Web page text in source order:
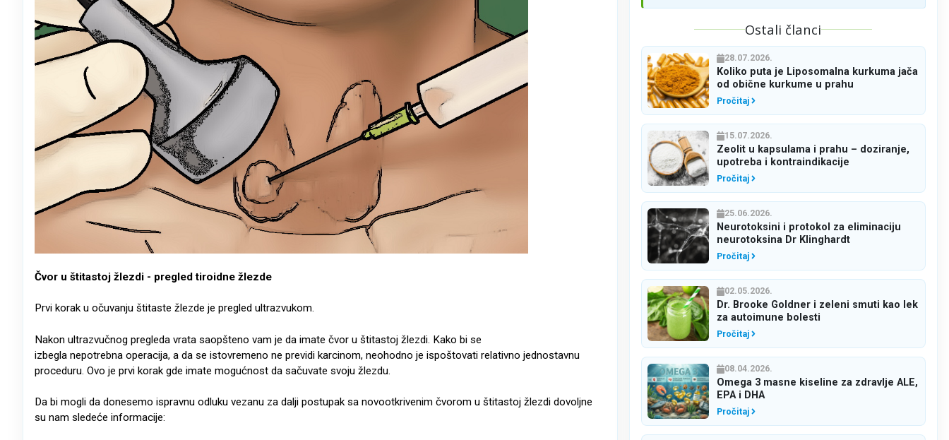
Čvor u štitastoj žlezdi - pregled tiroidne žlezde
Prvi korak u očuvanju štitaste žlezde​ je pregled ultrazvukom.
Nakon ultrazvučnog pregleda vrata saopšteno vam je da imate čvor u štitastoj žlezdi. Kako bi se
izbegla nepotrebna operacija, a da se istovremeno ne previdi karcinom, neohodno je ispoštovati relativno jednostavnu
proceduru. Ovo je prvi korak gde imate mogućnost da sačuvate svoju žlezdu.
Da bi mogli da donesemo ispravnu odluku vezanu za dalji postupak sa novootkrivenim čvorom u štitastoj žlezdi dovoljne
su nam sledeće informacije:
Ostali članci
28.07.2026.
Koliko puta je Liposomalna kurkuma jača
od obične kurkume u prahu
Pročitaj
15.07.2026.
Zeolit u kapsulama i prahu – doziranje,
upotreba i kontraindikacije
Pročitaj
25.06.2026.
Neurotoksini i protokol za eliminaciju
neurotoksina Dr Klinghardt
Pročitaj
02.05.2026.
Dr. Brooke Goldner i zeleni smuti kao lek
za autoimune bolesti
Pročitaj
08.04.2026.
Omega 3 masne kiseline za zdravlje ALE,
EPA i DHA
Pročitaj